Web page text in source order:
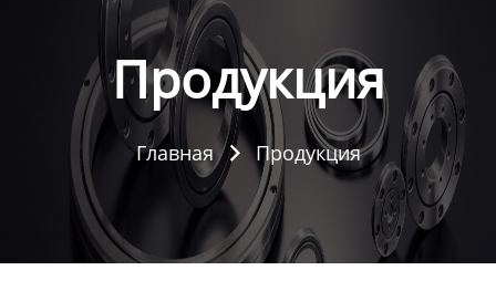
Контакты Продукция
Главная  Продукция